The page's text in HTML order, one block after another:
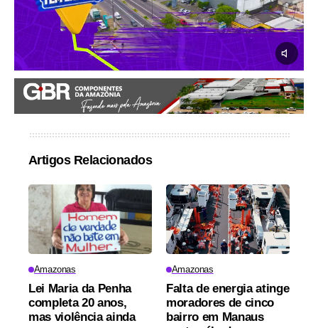
Artigos Relacionados
Amazonas
Lei Maria da Penha
completa 20 anos,
mas violência ainda
Amazonas
Falta de energia atinge
moradores de cinco
bairro em Manaus